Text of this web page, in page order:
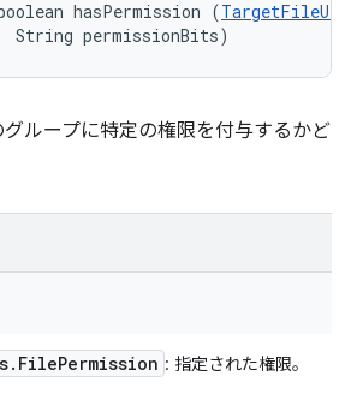
hasPermission (
String permissionBits)
ループに特定の権限を付与するかど
. FilePermission : 指定された権限。